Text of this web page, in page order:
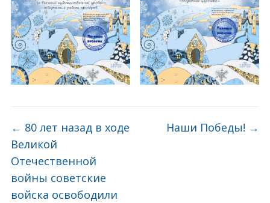
← 80 лет назад в ходе
Великой
Отечественной
войны советские
войска освободили
Наши Победы! →